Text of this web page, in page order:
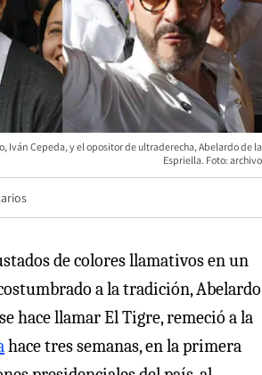
Iván Cepeda, y el opositor de ultraderecha, Abelardo de la
Espriella. Foto: archivo
de colores llamativos en un
a la tradición, Abelardo
hace llamar El Tigre, remeció a la
hace tres semanas, en la primera